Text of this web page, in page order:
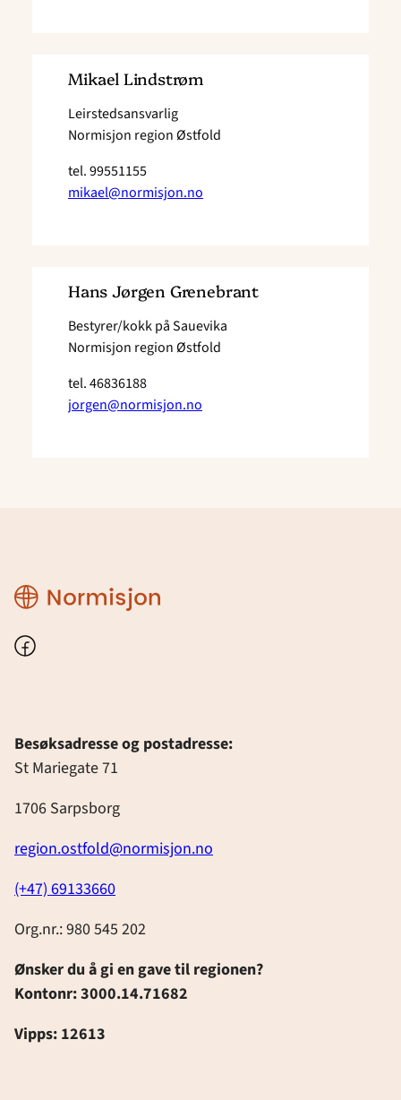
Mikael Lindstrøm
Leirstedsansvarlig
Normisjon region Østfold
tel.99551155
mikael@normisjon.no
Hans Jørgen Grenebrant
Bestyrer/kokk på Sauevika
Normisjon region Østfold
tel.46836188
jorgen@normisjon.no
Region
Østfold
Facebook
Besøksadresse og postadresse:
St Mariegate 71
1706 Sarpsborg
region.ostfold@normisjon.no
(+47) 69133660
Org.nr.: 980 545 202
Ønsker du å gi en gave til regionen?
Kontonr: 3000.14.71682
Vipps: 12613